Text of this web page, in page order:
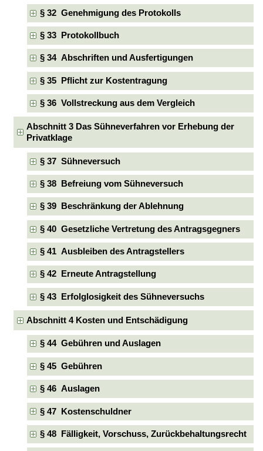
§ 32 Genehmigung des Protokolls
§ 33 Protokollbuch
§ 34 Abschriften und Ausfertigungen
§ 35 Pflicht zur Kostentragung
§ 36 Vollstreckung aus dem Vergleich
Abschnitt 3 Das Sühneverfahren vor Erhebung der
Privatklage
§ 37 Sühneversuch
§ 38 Befreiung vom Sühneversuch
§ 39 Beschränkung der Ablehnung
§ 40 Gesetzliche Vertretung des Antragsgegners
§ 41 Ausbleiben des Antragstellers
§ 42 Erneute Antragstellung
§ 43 Erfolglosigkeit des Sühneversuchs
Abschnitt 4 Kosten und Entschädigung
§ 44 Gebühren und Auslagen
§ 45 Gebühren
§ 46 Auslagen
§ 47 Kostenschuldner
§ 48 Fälligkeit, Vorschuss, Zurückbehaltungsrecht